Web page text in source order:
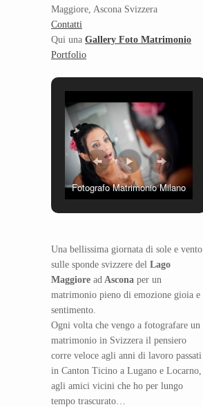
Maggiore, Ascona Svizzera
Contatti
Qui una Gallery Foto Matrimonio
Portfolio
Fotografo Matrimonio Milano
Una bellissima giornata di sole e vento
sulle sponde svizzere del Lago
Maggiore ad Ascona per un
matrimonio pieno di emozione gioia e
sentimento.
Ogni volta che vengo a fotografare un
matrimonio in Svizzera il pensiero
corre veloce agli anni di lavoro passati
in Canton Ticino a Lugano e Locarno,
agli amici vicini che ho per lungo
tempo trascurato…